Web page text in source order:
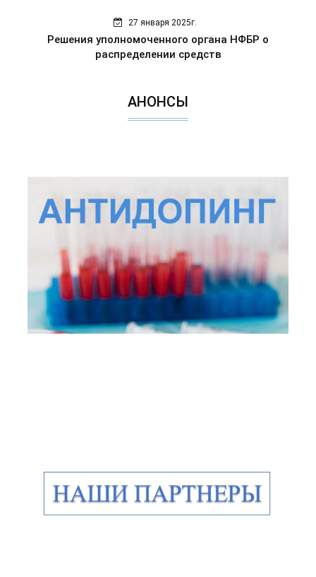
27 января 2025г.
Решения уполномоченного органа НФБР о
распределении средств
АНОНСЫ